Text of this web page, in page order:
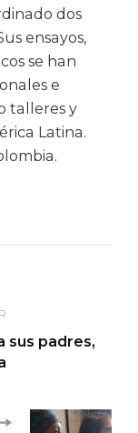
dos
ensayos,
se han
e
talleres y
Latina.
sus padres,